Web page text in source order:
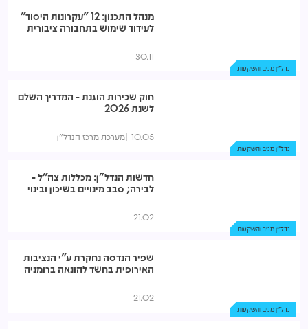
נדל"ן מניב והשקעות
מנהל התכנון: 12 "עקרונות היסוד"
לעידוד שימוש בתחבורה ציבורית
30.11
נדל"ן מניב והשקעות
חוק שכירות הוגנת - המדריך השלם
לשנת 2026
10.05 מערכת מרכז הנדל"ן
נדל"ן מניב והשקעות
חדשות הנדל"ן: מכללות צה"ל -
לבירה; סבב מינויים בשיכון ובינוי
21.02
נדל"ן מניב והשקעות
שפיר הנדסה נחקרת ע"י הנציבות
האירופית בחשד להונאה ברומניה
21.02